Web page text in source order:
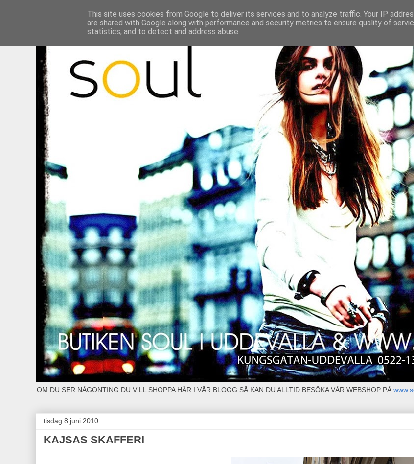
OM DU SER NÅGONTING DU VILL SHOPPA HÄR I VÅR BLOGG SÅ KAN DU ALLTID BESÖKA VÅR WEBSHOP PÅ
tisdag 8 juni 2010
KAJSAS SKAFFERI
This site uses cookies from Google to deliver its services and to analyze traffic. Your IP
are shared with Google along with performance and security metrics to ensure quality of
statistics, and to detect and address abuse.